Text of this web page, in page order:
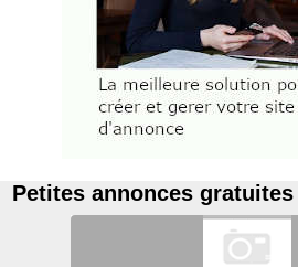
Petites annonces